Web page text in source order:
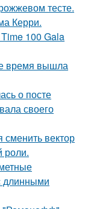
тесте.
Керри.
100 Gala
время вышла
о посте
своего
сменить вектор
роли.
длинными